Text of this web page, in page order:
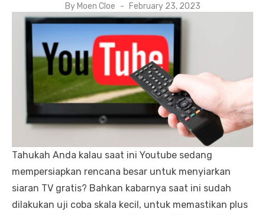
By Moen Cloe
P
o
s
t
e
n
February 23, 2023
Tahukah Anda kalau saat ini Youtube sedang
mempersiapkan rencana besar untuk menyiarkan
siaran TV gratis? Bahkan kabarnya saat ini sudah
dilakukan uji coba skala kecil, untuk memastikan plus